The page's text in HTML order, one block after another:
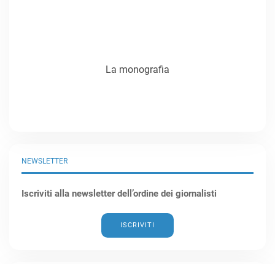
NEWSLETTER
Iscriviti alla newsletter dell’ordine dei giornalisti
ISCRIVITI
La monografia